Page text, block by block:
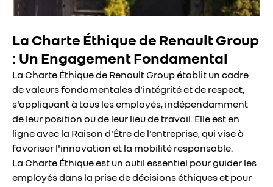
La Charte Éthique de Renault Group
: Un Engagement Fondamental
La Charte Éthique de Renault Group établit un cadre
de valeurs fondamentales d'intégrité et de respect,
s'appliquant à tous les employés, indépendamment
de leur position ou de leur lieu de travail. Elle est en
ligne avec la Raison d'Être de l'entreprise, qui vise à
favoriser l'innovation et la mobilité responsable.
La Charte Éthique est un outil essentiel pour guider les
employés dans la prise de décisions éthiques et pour